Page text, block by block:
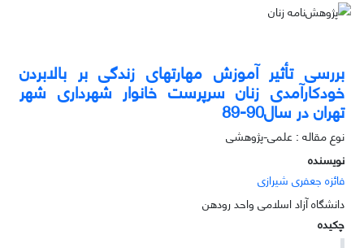
بررسی تأثیر آموزش مهارت‎های زندگی بر بالابردن
خودکارآمدی زنان سرپرست خانوار شهرداری شهر
تهران در سال90-89
نوع مقاله : علمی-پژوهشی
نویسنده
فائزه جعفری شیرازی
‌دانشگاه آزاد اسلامی واحد رودهن
چکیده